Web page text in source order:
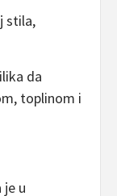
stila,
da
toplinom i
u